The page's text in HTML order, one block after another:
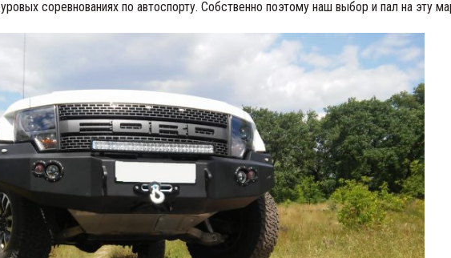
соревнованиях по автоспорту. Собственно поэтому наш выбор и пал на эту